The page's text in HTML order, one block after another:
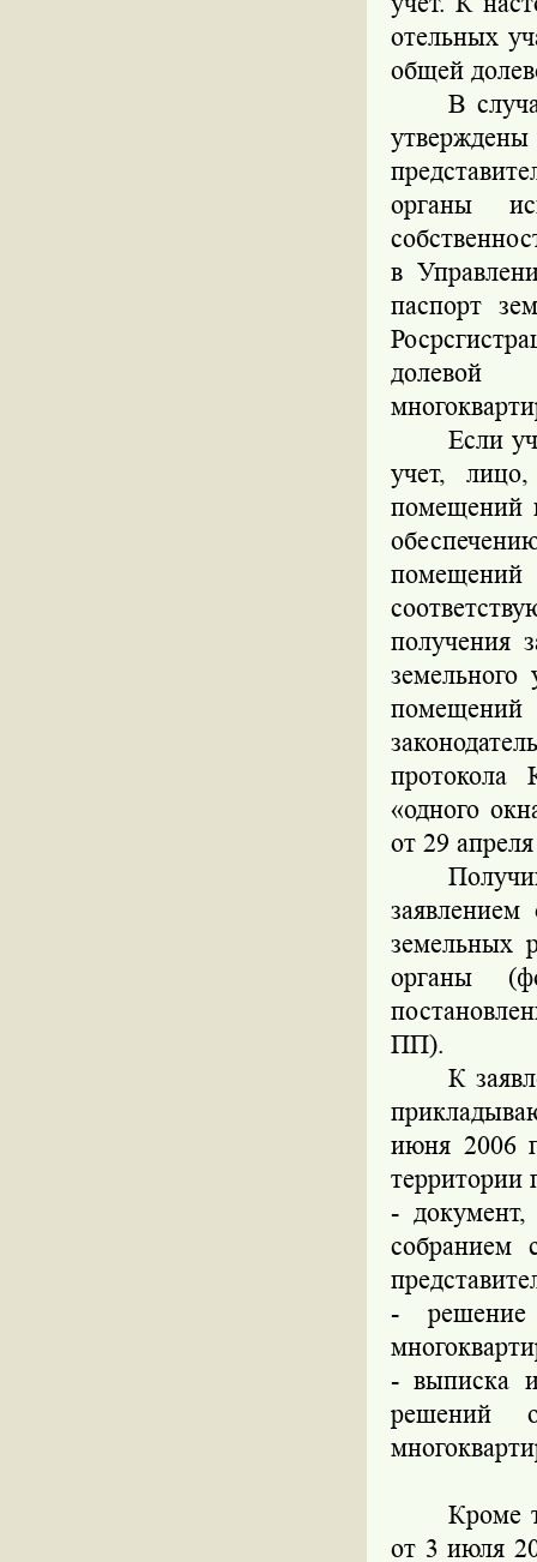
отельных
общей
В
органы
в
паспорт
долевой
Если
учет,
помещений
получения
земельного
протокола
«одного
от 29
земельных
органы
ПП).
К
июня 2006
территории
-
собранием
- решение
- выписка
решений
Кроме
от 3 июля